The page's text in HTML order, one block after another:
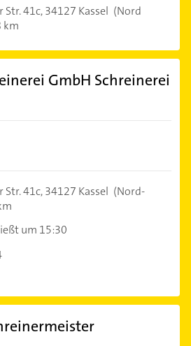
Str. 41c,34127 Kassel (Nord
km
GmbH Schreinerei
Str. 41c,34127 Kassel (Nord-
um 15:30